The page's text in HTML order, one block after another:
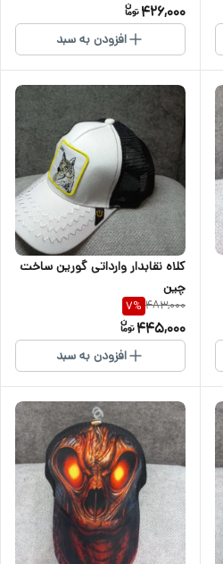
426,000
افزودن به سبد
کلاه نقابدار وارداتی گورین ساخت
چین
483,000
7%
445,000
افزودن به سبد